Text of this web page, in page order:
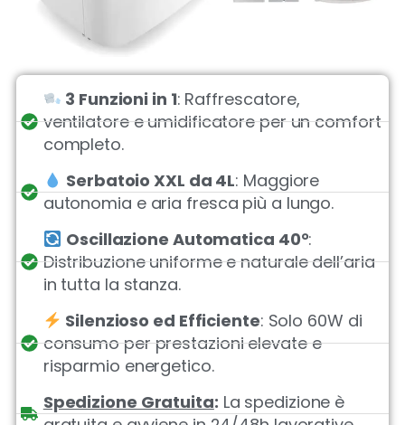
3 Funzioni in 1: Raffrescatore,
ventilatore e umidificatore per un comfort
completo.
Serbatoio XXL da 4L: Maggiore
autonomia e aria fresca più a lungo.
Oscillazione Automatica 40°:
Distribuzione uniforme e naturale dell’aria
in tutta la stanza.
Silenzioso ed Efficiente: Solo 60W di
consumo per prestazioni elevate e
risparmio energetico.
Spedizione Gratuita: La spedizione è